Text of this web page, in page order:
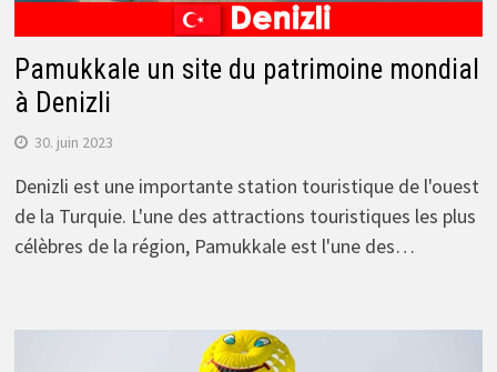
Pamukkale un site du patrimoine mondial
à Denizli
30. juin 2023
Denizli est une importante station touristique de l'ouest
de la Turquie. L'une des attractions touristiques les plus
célèbres de la région, Pamukkale est l'une des…